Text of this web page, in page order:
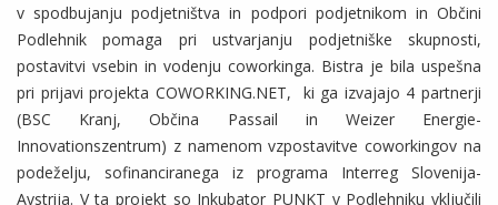
v spodbujanju podjetništva in podpori podjetnikom in Občini
Podlehnik pomaga pri ustvarjanju podjetniške skupnosti,
postavitvi vsebin in vodenju coworkinga. Bistra je bila uspešna
pri prijavi projekta COWORKING.NET, ki ga izvajajo 4 partnerji
(BSC Kranj, Občina Passail in Weizer Energie-
Innovationszentrum) z namenom vzpostavitve coworkingov na
podeželju, sofinanciranega iz programa Interreg Slovenija-
Avstrija. V ta projekt so Inkubator PUNKT v Podlehniku vključili